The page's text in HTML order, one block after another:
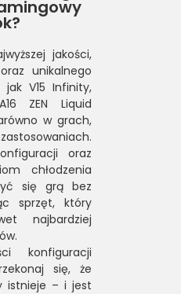
jakości,
unikalnego
V15 Infinity,
ZEN Liquid
w grach,
oraz
chłodzenia
się grą bez
sprzęt, który
najbardziej
konfiguracji
się, że
istnieje – i jest